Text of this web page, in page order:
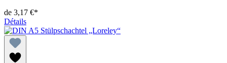
de 3,17 €*
Détails